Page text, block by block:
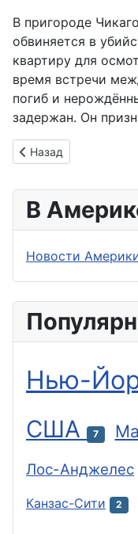
В пригороде
обвиняется в
квартиру для
время встречи
погиб и
задержан. Он
Предыдущий: Во
Назад
В
Новости
Нью-
США 7
Лос-Анджелес
Канзас-Сити 2